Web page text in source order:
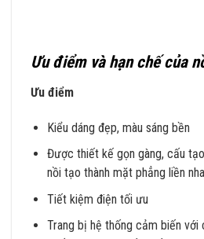
Ưu điểm và hạn chế của
Ưu điểm
Kiểu dáng đẹp, màu sáng bền
Được thiết kế gọn gàng, cấu
nồi tạo thành mặt phẳng liền
Tiết kiệm điện tối ưu
Trang bị hệ thống cảm biến với